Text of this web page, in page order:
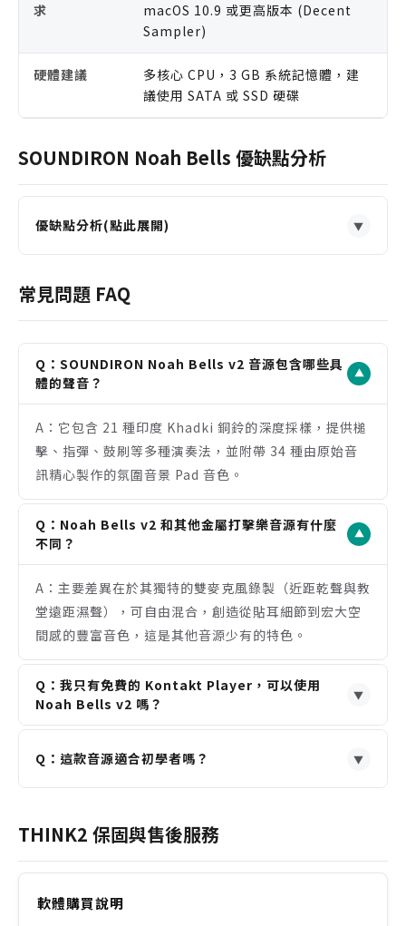
求
macOS 10.9 或更高版本 (Decent
Sampler)
硬體建議
多核心 CPU，3 GB 系統記憶體，建
議使用 SATA 或 SSD 硬碟
SOUNDIRON Noah Bells 優缺點分析
優缺點分析(點此展開) ▼
雙麥克風位置（近/遠）錄音，提供極大的聲音塑造彈
性與空間感。
極佳。
內建強大的效果器與琶音器，適合快速創造複雜的音
景與節奏。
同時支援完整版 Kontakt 與免費的 Decent
Sampler 平台，具備良好相容性。
附帶 34 種高品質的氛圍 Pad 音色，擴展了音源的應
用範圍。
注意事項
需要完整版 Kontakt 6.2.2 或更高版本，不支援免費
的 Kontakt Player。
音色特性強烈，主要適用於特定風格的配樂或世界音
樂，通用性較低。
常見問題 FAQ
Q：SOUNDIRON Noah Bells v2 音源包含哪些具
體的聲音？
▼
A：它包含 21 種印度 Khadki 銅鈴的深度採樣，提供槌
擊、指彈、鼓刷等多種演奏法，並附帶 34 種由原始音
訊精心製作的氛圍音景 Pad 音色。
Q：Noah Bells v2 和其他金屬打擊樂音源有什麼
不同？
▼
A：主要差異在於其獨特的雙麥克風錄製（近距乾聲與教
堂遠距濕聲），可自由混合，創造從貼耳細節到宏大空
間感的豐富音色，這是其他音源少有的特色。
Q：我只有免費的 Kontakt Player，可以使用
Noah Bells v2 嗎？
▼
Kontakt 的完整零售版（6.2.2 或更高版本）。但您也
可以選擇使用免費的 Decent Sampler 插件來載入
Q：這款音源適合初學者嗎？ ▼
階用戶也可利用內建的效果器與調變功能進行深度聲音
設計，對各水平使用者都很友好。
THINK2 保固與售後服務
軟體購買說明